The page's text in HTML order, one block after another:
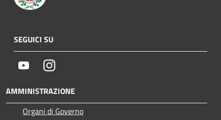
SEGUICI SU
YoutubeInstagram
AMMINISTRAZIONE
Organi di Governo